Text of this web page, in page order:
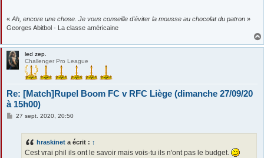
«Ah, encore une chose. Je vous conseille d'éviter la mousse au chocolat du patron »
Georges Abitbol - La classe américaine
led zep.
Challenger Pro League
Re: [Match]Rupel Boom FC v RFC Liège (dimanche 27/09/20
à 15h00)
M27 sept. 2020, 20:50
hraskinet a écrit : ↑
Cest vrai phil ils ont le savoir mais vois-tu ils n'ont pas le budget.